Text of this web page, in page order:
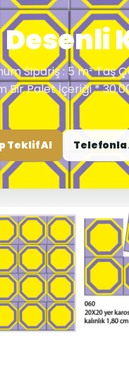
Sipariş : 5 m² Taş
Bir Palet İçeriği *
Teklif Al Telefonla